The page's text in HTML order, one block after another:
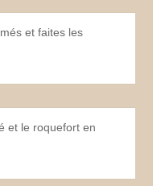
et faites les
et le roquefort en